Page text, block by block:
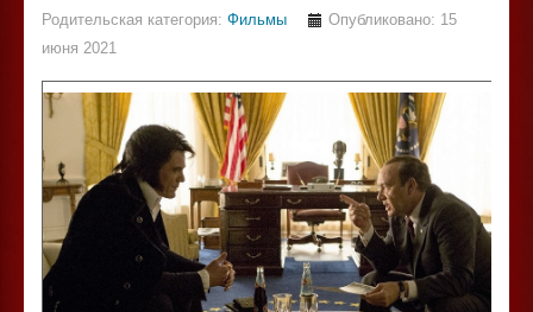
Родительская категория: Фильмы
Опубликовано: 15
июня 2021